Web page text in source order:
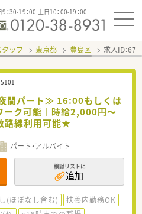
9：30-19：00 土日10：00-19：00
ッフ 東京都 豊島区 求人ID：
間パート≫ 16:00もしくは
ク可能│時給2,000円～│
路線利用可能★
パート・アルバイト
検討リストに
追加
(ほぼなし含む)
扶養内勤務OK